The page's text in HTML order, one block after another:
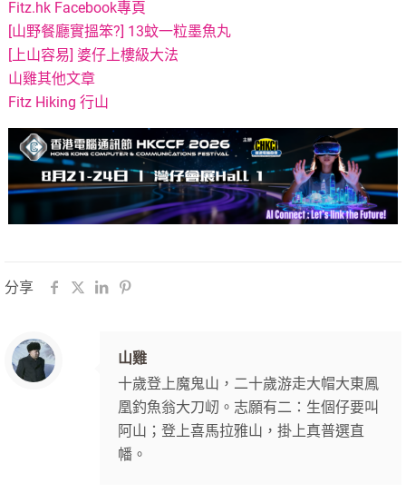
Fitz.hk Facebook專頁
[山野餐廳實搵笨?] 13蚊一粒墨魚丸
[上山容易] 婆仔上樓級大法
山雞其他文章
Fitz Hiking 行山
分享
山雞
十歲登上魔鬼山，二十歲游走大帽大東鳳
凰釣魚翁大刀屻。志願有二：生個仔要叫
阿山；登上喜馬拉雅山，掛上真普選直
幡。